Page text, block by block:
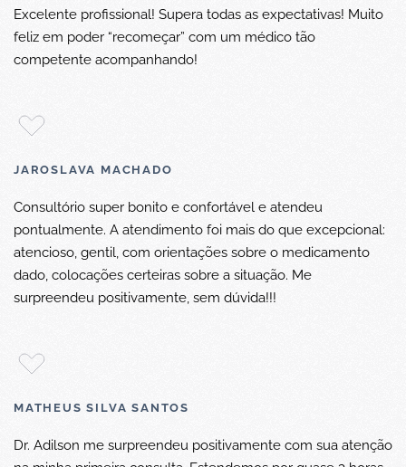
Excelente profissional! Supera todas as expectativas! Muito
feliz em poder “recomeçar” com um médico tão
competente acompanhando!
JAROSLAVA MACHADO
Consultório super bonito e confortável e atendeu
pontualmente. A atendimento foi mais do que excepcional:
atencioso, gentil, com orientações sobre o medicamento
dado, colocações certeiras sobre a situação. Me
surpreendeu positivamente, sem dúvida!!!
MATHEUS SILVA SANTOS
Dr. Adilson me surpreendeu positivamente com sua atenção